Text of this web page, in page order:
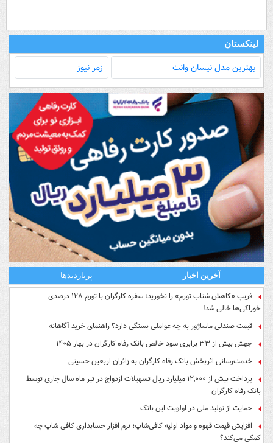
لینکستان
بهترین مدل‌ نیسان وانت زمر نیوز
آخرین اخبار پربازدیدها
فریبِ «کاهش شتاب تورم» را نخورید؛ سفره کارگران با تورم ۱۲۸ درصدی
خوراکی‌ها خالی شد!
قیمت صندلی ماساژور به چه عواملی بستگی دارد؟ راهنمای خرید آگاهانه
جهش بیش از ۳۳ برابری سود خالص بانک رفاه کارگران در بهار ۱۴۰۵
خدمت‌رسانی اثربخش بانک رفاه کارگران به زائران اربعین حسینی
پرداخت بیش از ۱۲,۰۰۰ میلیارد ریال تسهیلات ازدواج در تیر ماه سال جاری توسط
بانک رفاه کارگران
حمایت از تولید ملی در اولویت این بانک
افزایش قیمت قهوه و مواد اولیه کافی‌شاپ؛ نرم افزار حسابداری کافی شاپ چه
کمکی می‌کند؟